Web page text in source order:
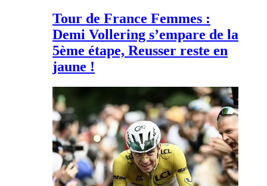
Tour de France Femmes :
Demi Vollering s’empare de la
5ème étape, Reusser reste en
jaune !